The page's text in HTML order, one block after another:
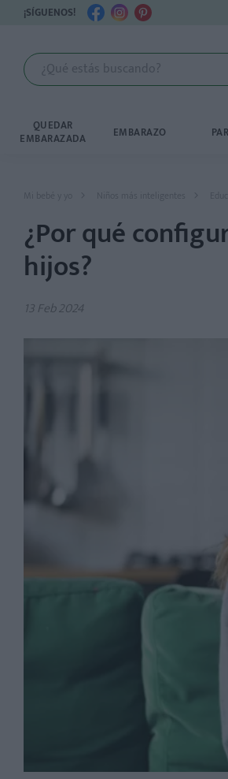
¡SÍGUENOS!
QUEDAR
EMBARAZADA EMBARAZO
Mi bebé y yo Niños más inteligentes
¿Por qué
hijos?
13 Feb 2024